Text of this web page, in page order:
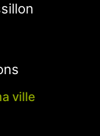
ville